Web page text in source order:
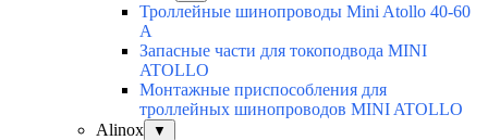
Троллейные шинопроводы Mini Atollo 40-60
А
Запасные части для токоподвода MINI
ATOLLO
Монтажные приспособления для
троллейных шинопроводов MINI ATOLLO
Alinox
▼